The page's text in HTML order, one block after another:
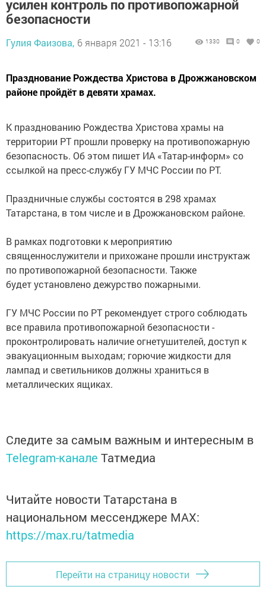
усилен контроль по противопожарной
безопасности
Гулия Фаизова, 6 января 2021 - 13:16 1330 0 0
Празднование Рождества Христова в Дрожжановском
районе пройдёт в девяти храмах.
К празднованию Рождества Христова храмы на
территории РТ прошли проверку на противопожарную
безопасность. Об этом пишет ИА «Татар-информ» со
ссылкой на пресс-службу ГУ МЧС России по РТ.
Праздничные службы состоятся в 298 храмах
Татарстана, в том числе и в Дрожжановском районе.
В рамках подготовки к мероприятию
священнослужители и прихожане прошли инструктаж
по противопожарной безопасности. Также
будет установлено дежурство пожарными.
ГУ МЧС России по РТ рекомендует строго соблюдать
все правила противопожарной безопасности -
проконтролировать наличие огнетушителей, доступ к
эвакуационным выходам; горючие жидкости для
лампад и светильников должны храниться в
металлических ящиках.
Следите за самым важным и интересным в
Telegram-канале Татмедиа
Читайте новости Татарстана в
национальном мессенджере MАХ:
https://max.ru/tatmedia
Перейти на страницу новости